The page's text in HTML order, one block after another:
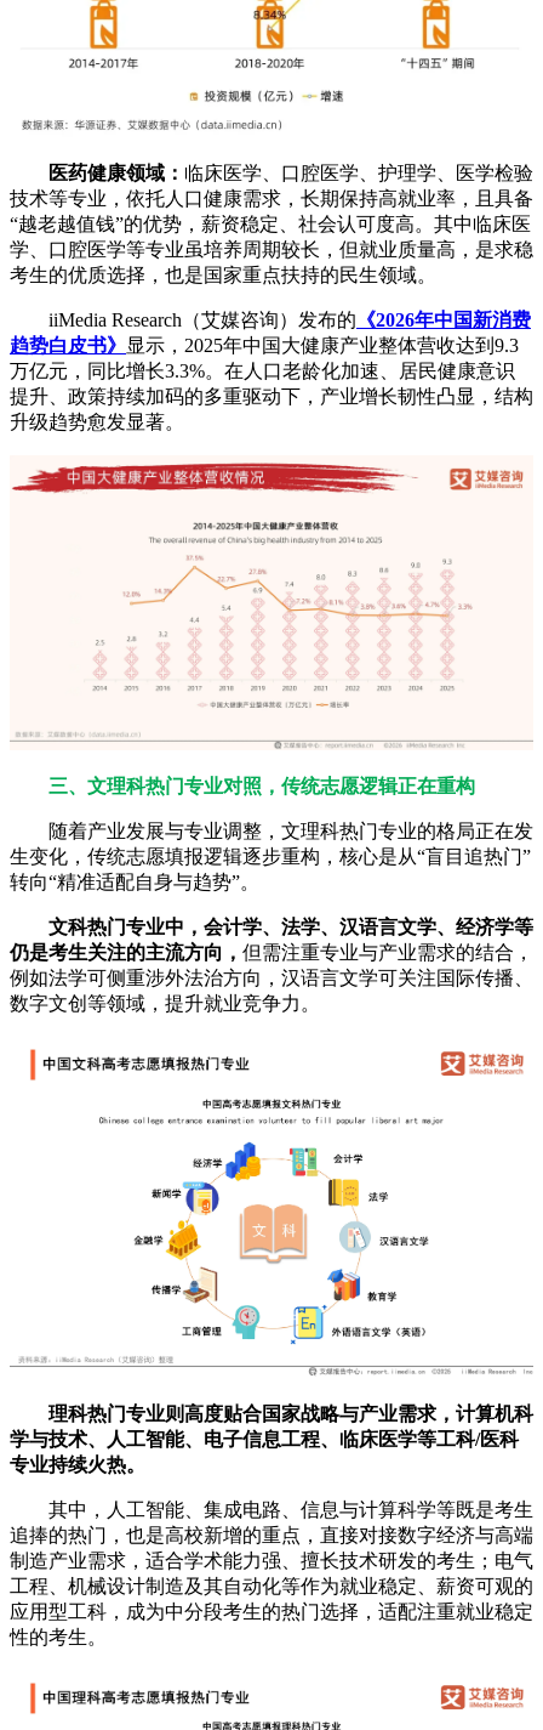
医药健康领域： 临床医学、口腔医学、护理学、医学检验
技术等专业，依托人口健康需求，长期保持高就业率，且具备
“越老越值钱”的优势，薪资稳定、社会认可度高。其中临床医
学、口腔医学等专业虽培养周期较长，但就业质量高，是求稳
考生的优质选择，也是国家重点扶持的民生领域。
iiMedia Research（艾媒咨询）发布的 《2026年中国新消费
趋势白皮书》 显示，2025年中国大健康产业整体营收达到9.3
万亿元，同比增长3.3%。在人口老龄化加速、居民健康意识
提升、政策持续加码的多重驱动下，产业增长韧性凸显，结构
升级趋势愈发显著。
三、文理科热门专业对照，传统志愿逻辑正在重构
随着产业发展与专业调整，文理科热门专业的格局正在发
生变化，传统志愿填报逻辑逐步重构，核心是从“盲目追热门”
转向“精准适配自身与趋势”。
文科热门专业中，会计学、法学、汉语言文学、经济学等
仍是考生关注的主流方向， 但需注重专业与产业需求的结合，
例如法学可侧重涉外法治方向，汉语言文学可关注国际传播、
数字文创等领域，提升就业竞争力。
理科热门专业则高度贴合国家战略与产业需求，计算机科
学与技术、人工智能、电子信息工程、临床医学等工科/医科
专业持续火热。
其中，人工智能、集成电路、信息与计算科学等既是考生
追捧的热门，也是高校新增的重点，直接对接数字经济与高端
制造产业需求，适合学术能力强、擅长技术研发的考生；电气
工程、机械设计制造及其自动化等作为就业稳定、薪资可观的
应用型工科，成为中分段考生的热门选择，适配注重就业稳定
性的考生。